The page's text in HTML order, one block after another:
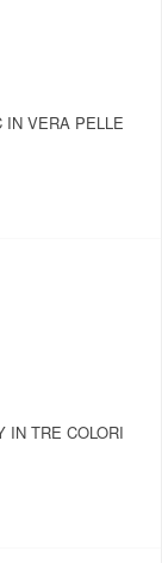
IN VERA PELLE
IN TRE COLORI